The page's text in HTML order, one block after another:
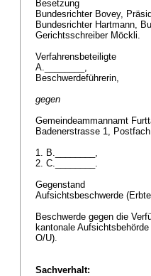
Besetzung
Bundesrichter Bovey,
Bundesrichter Hartmann,
Gerichtsschreiber Möckli.
Verfahrensbeteiligte
A.________,
Beschwerdeführerin,
gegen
Gemeindeammannamt
Badenerstrasse 1,
1. B.________,
2. C.________.
Gegenstand
Aufsichtsbeschwerde
Beschwerde gegen die
kantonale
O/U).
Sachverhalt: